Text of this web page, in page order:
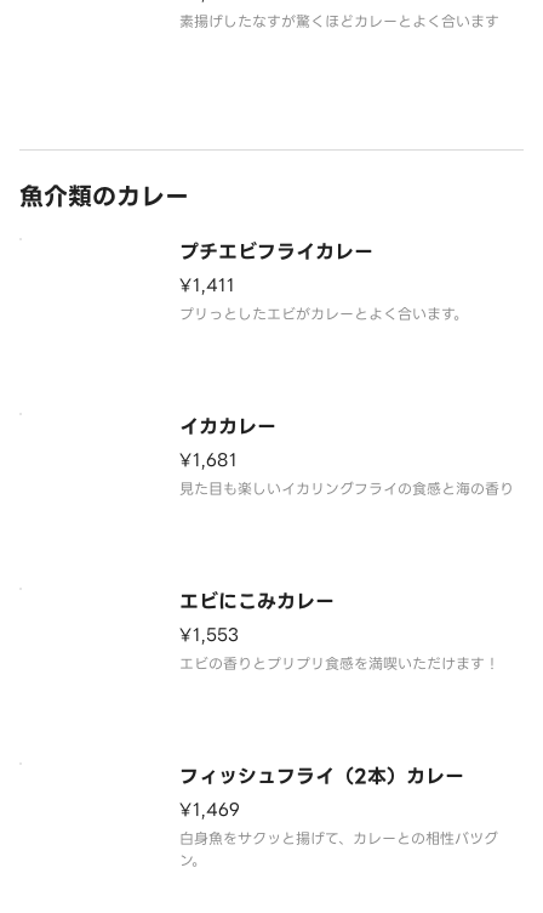
素揚げしたなすが驚くほどカレーとよく合います
魚介類のカレー
プチエビフライカレー
¥1,411
プリっとしたエビがカレーとよく合います。
イカカレー
¥1,681
見た目も楽しいイカリングフライの食感と海の香り
エビにこみカレー
¥1,553
エビの香りとプリプリ食感を満喫いただけます！
フィッシュフライ（2本）カレー
¥1,469
白身魚をサクッと揚げて、カレーとの相性バツグ
ン。